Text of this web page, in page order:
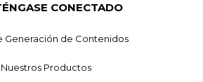
CONECTADO
Generación de Contenidos
Nuestros Productos